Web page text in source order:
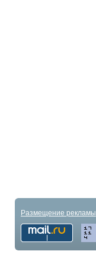
Размещение рекламы